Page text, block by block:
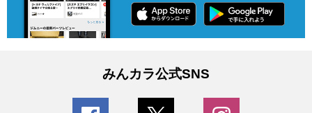
みんカラ公式SNS